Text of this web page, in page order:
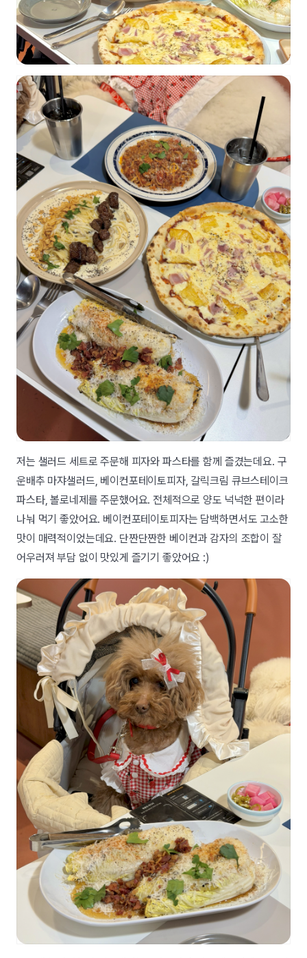
저는 샐러드 세트로 주문해 피자와 파스타를 함께 즐겼는데요. 구
운배추 마쟈샐러드, 베이컨포테이토피자, 갈릭크림 큐브스테이크
파스타, 볼로네제를 주문했어요. 전체적으로 양도 넉넉한 편이라
나눠 먹기 좋았어요. 베이컨포테이토피자는 담백하면서도 고소한
맛이 매력적이었는데요. 단짠단짠한 베이컨과 감자의 조합이 잘
어우러져 부담 없이 맛있게 즐기기 좋았어요 :)